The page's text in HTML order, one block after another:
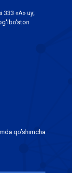
333 «А» uy;
qo’shimcha